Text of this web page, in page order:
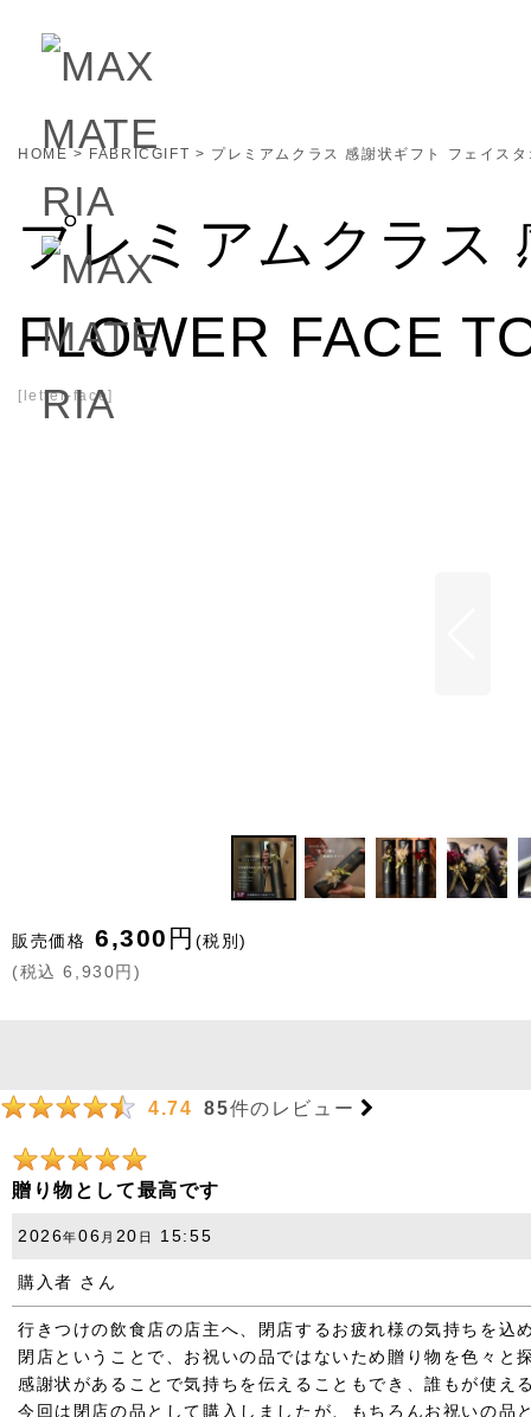
HOME > FABRICGIFT > プレミアムクラス 感謝状ギフト フェイス
プレミアムクラス
FLOWER FACE
[ letter-face]
販売価格 6,300 円 (税別)
(税込 6,930円)
4.74 85件のレビュー
贈り物として最高です
2026年06 月 20 日 15:55
購入者 さん
行きつけの飲食店の店主へ、閉店するお疲れ様の気持ちを込
閉店ということで、お祝いの品ではないため贈り物を色々と
感謝状があることで気持ちを伝えることもでき、誰もが使え
今回は閉店の品として購入しましたが、もちろんお祝いの品